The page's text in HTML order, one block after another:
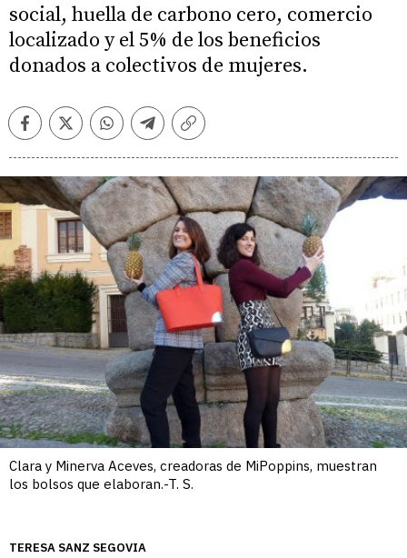
social, huella de carbono cero, comercio
localizado y el 5% de los beneficios
donados a colectivos de mujeres.
FacebookTwitterWhatsappTelegramCopiar
Clara y Minerva Aceves, creadoras de MiPoppins, muestran
los bolsos que elaboran.-T. S.
TERESA SANZ SEGOVIA